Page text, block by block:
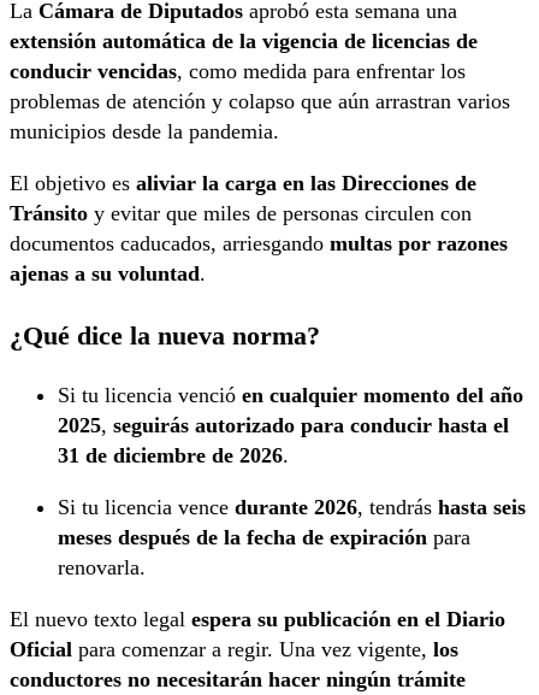
La Cámara de Diputados aprobó esta semana una
extensión automática de la vigencia de licencias de
conducir vencidas, como medida para enfrentar los
problemas de atención y colapso que aún arrastran varios
municipios desde la pandemia.
El objetivo es aliviar la carga en las Direcciones de
Tránsito y evitar que miles de personas circulen con
documentos caducados, arriesgando multas por razones
ajenas a su voluntad.
¿Qué dice la nueva norma?
Si tu licencia venció en cualquier momento del año
2025, seguirás autorizado para conducir hasta el
31 de diciembre de 2026.
Si tu licencia vence durante 2026, tendrás hasta seis
meses después de la fecha de expiración para
renovarla.
El nuevo texto legal espera su publicación en el Diario
Oficial para comenzar a regir. Una vez vigente, los
conductores no necesitarán hacer ningún trámite